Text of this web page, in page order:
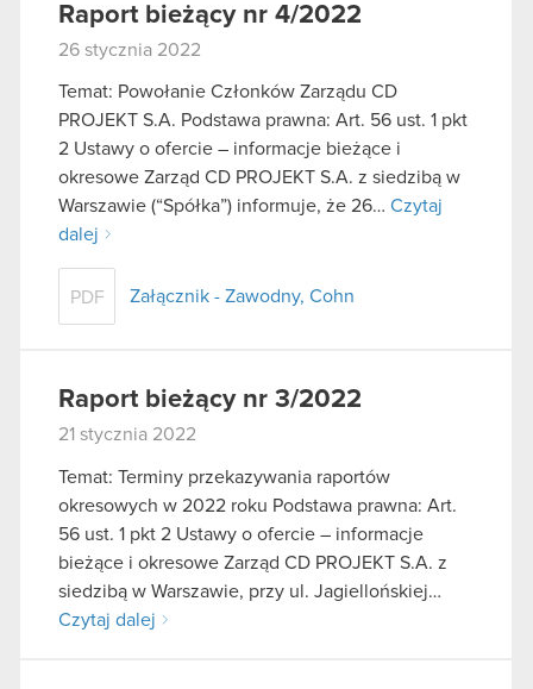
Raport bieżący nr 4/2022
26 stycznia 2022
Temat: Powołanie Członków Zarządu CD
PROJEKT S.A. Podstawa prawna: Art. 56 ust. 1 pkt
2 Ustawy o ofercie – informacje bieżące i
okresowe Zarząd CD PROJEKT S.A. z siedzibą w
Warszawie (“Spółka”) informuje, że 26… Czytaj
dalej
PDF Załącznik - Zawodny, Cohn
Raport bieżący nr 3/2022
21 stycznia 2022
Temat: Terminy przekazywania raportów
okresowych w 2022 roku Podstawa prawna: Art.
56 ust. 1 pkt 2 Ustawy o ofercie – informacje
bieżące i okresowe Zarząd CD PROJEKT S.A. z
siedzibą w Warszawie, przy ul. Jagiellońskiej…
Czytaj dalej